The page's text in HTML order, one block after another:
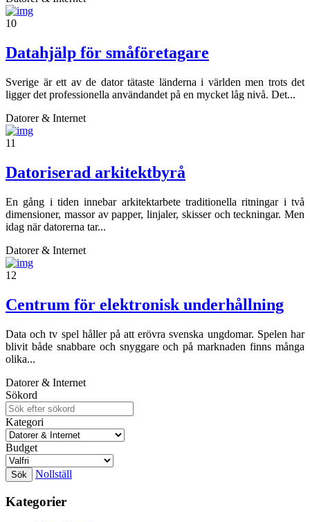
10
Datahjälp för småföretagare
Sverige är ett av de dator tätaste länderna i världen men trots det
ligger det professionella användandet på en mycket låg nivå. Det...
Datorer & Internet
11
Datoriserad arkitektbyrå
En gång i tiden innebar arkitektarbete traditionella ritningar i två
dimensioner, massor av papper, linjaler, skisser och teckningar. Men
idag när datorerna tar...
Datorer & Internet
12
Centrum för elektronisk underhållning
Data och tv spel håller på att erövra svenska ungdomar. Spelen har
blivit både snabbare och snyggare och på marknaden finns många
olika...
Datorer & Internet
Sökord
Kategori
Budget
Nollställ
Kategorier